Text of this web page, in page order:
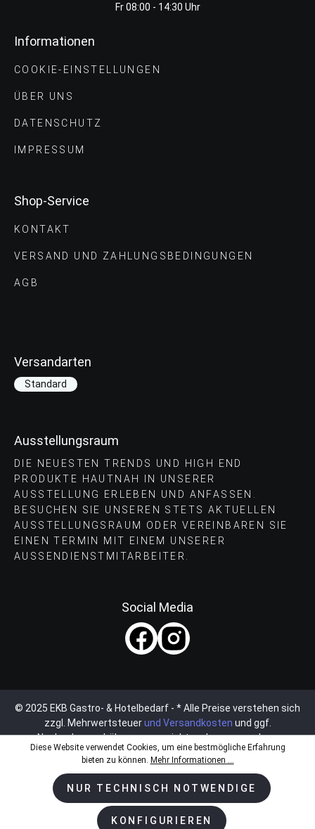
Fr 08:00 - 14:30 Uhr
Informationen
COOKIE-EINSTELLUNGEN
ÜBER UNS
DATENSCHUTZ
IMPRESSUM
Shop-Service
KONTAKT
VERSAND UND ZAHLUNGS­BEDINGUNGEN
AGB
Versandarten
Standard
Ausstellungsraum
DIE NEUESTEN TRENDS UND HIGH END
PRODUKTE HAUTNAH IN UNSERER
AUSSTELLUNG ERLEBEN UND ANFASSEN.
BESUCHEN SIE UNSEREN STETS AKTUELLEN
AUSSTELLUNGSRAUM ODER VEREINBAREN SIE
EINEN TERMIN MIT EINEM UNSERER
AUSSENDIENSTMITARBEITER.
Social Media
© 2025 EKB Gastro- & Hotelbedarf - * Alle Preise verstehen sich
zzgl. Mehrwertsteuerund Versandkosten und ggf.
Nachnahmegebühren, wenn nicht anders angegeben.
Diese Website verwendet Cookies, um eine bestmögliche Erfahrung
bieten zu können. Mehr Informationen ...
NUR TECHNISCH NOTWENDIGE
KONFIGURIEREN